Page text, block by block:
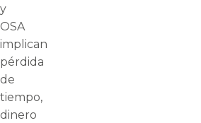
y
OSA
implican
pérdida
de
tiempo,
dinero